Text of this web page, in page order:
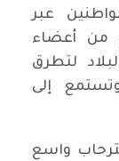
عبر
من أعضاء
لتطرق
إلى
واسع